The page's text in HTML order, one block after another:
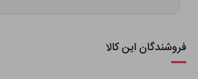
فروشندگان این کالا